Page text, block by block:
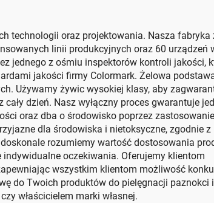
technologii oraz projektowania. Nasza fabryka
linii produkcyjnych oraz 60 urządzeń
jednego z ośmiu inspektorów kontroli jakości,
jakości firmy Colormark. Żelowa
Używamy żywic wysokiej klasy, aby
dzień. Nasz wyłączny proces gwarantuje
oraz dba o środowisko poprzez zastosowanie
dla środowiska i nietoksyczne, zgodnie z
rozumiemy wartość dostosowania
oczekiwania. Oferujemy klientom
wszystkim klientom możliwość
do Twoich produktów do pielęgnacji paznokci
właścicielem marki własnej.